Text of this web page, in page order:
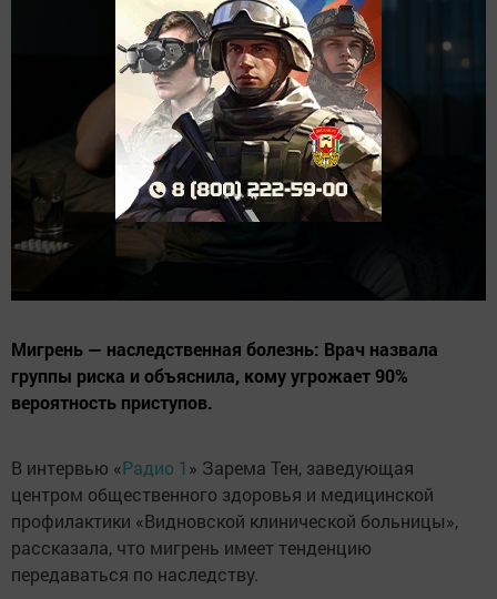
Мигрень — наследственная болезнь: Врач назвала
группы риска и объяснила, кому угрожает 90%
вероятность приступов.
В интервью «Радио 1 » Зарема Тен, заведующая
центром общественного здоровья и медицинской
профилактики «Видновской клинической больницы»,
рассказала, что мигрень имеет тенденцию
передаваться по наследству.